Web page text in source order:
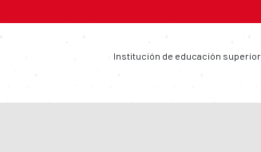
Institución de educación